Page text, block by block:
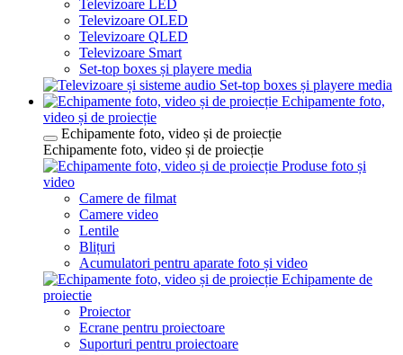
Televizoare LED
Televizoare OLED
Televizoare QLED
Televizoare Smart
Set-top boxes și playere media
Set-top boxes și playere media
Echipamente foto,
video și de proiecție
Echipamente foto, video și de proiecție
Echipamente foto, video și de proiecție
Produse foto și
video
Camere de filmat
Camere video
Lentile
Blițuri
Acumulatori pentru aparate foto și video
Echipamente de
proiectie
Proiector
Ecrane pentru proiectoare
Suporturi pentru proiectoare